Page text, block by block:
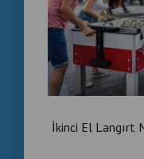
İkinci El Langırt